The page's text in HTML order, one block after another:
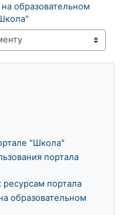
образовательном
"Школа"
портала
ресурсам портала
образовательном